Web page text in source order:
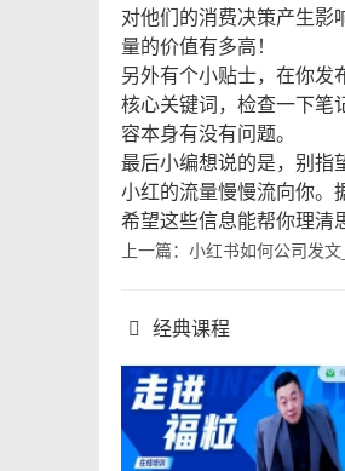
对他们的消费决策产生影
量的价值有多高！
另外有个小贴士，在你发
核心关键词，检查一下笔
容本身有没有问题。
最后小编想说的是，别指
小红的流量慢慢流向你。
希望这些信息能帮你理清
上一篇：小红书如何公司发
经典课程